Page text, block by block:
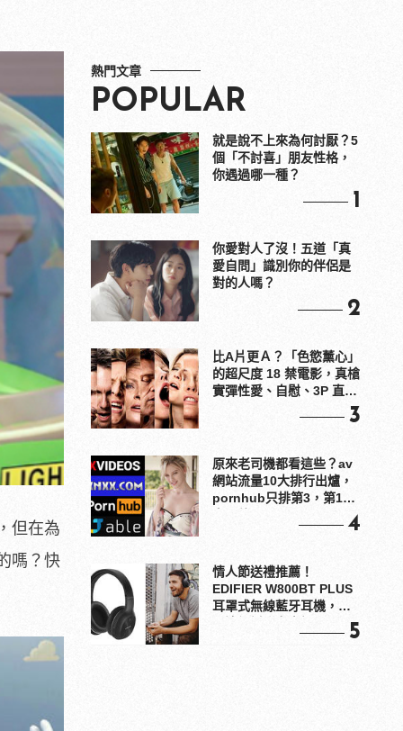
但在為
嗎？快
熱門文章
POPULAR
就是說不上來為何討厭？5
個「不討喜」朋友性格，
你遇過哪一種？
1
你愛對人了沒！五道「真
愛自問」識別你的伴侶是
對的人嗎？
2
比A片更Ａ？「色慾薰心」
的超尺度 18 禁電影，真槍
實彈性愛、自慰、3P 直接
3
原來老司機都看這些？av
網站流量10大排行出爐，
pornhub只排第3，第1名
4
情人節送禮推薦！
EDIFIER W800BT PLUS
耳罩式無線藍牙耳機，在
5